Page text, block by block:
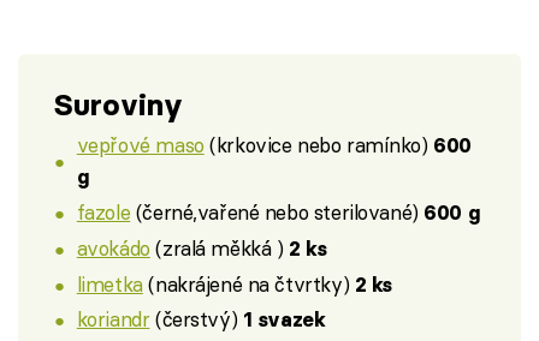
Suroviny
vepřové maso (krkovice nebo ramínko) 600
g
fazole (černé,vařené nebo sterilované) 600 g
avokádo (zralá měkká ) 2 ks
limetka(nakrájené na čtvrtky) 2 ks
koriandr(čerstvý) 1 svazek